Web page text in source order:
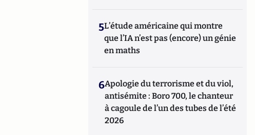
5L’étude américaine qui montre
que l’IA n’est pas (encore) un génie
en maths
6Apologie du terrorisme et du viol,
antisémite : Boro 700, le chanteur
à cagoule de l’un des tubes de l’été
2026